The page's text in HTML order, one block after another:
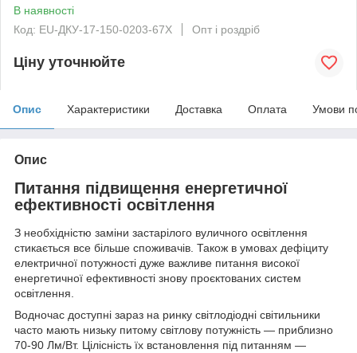
В наявності
Код: EU-ДКУ-17-150-0203-67X
Опт і роздріб
Ціну уточнюйте
Опис Характеристики Доставка Оплата Умови
Опис
Питання підвищення енергетичної
ефективності освітлення
З необхідністю заміни застарілого вуличного освітлення
стикається все більше споживачів. Також в умовах дефіциту
електричної потужності дуже важливе питання високої
енергетичної ефективності знову проєктованих систем
освітлення.
Водночас доступні зараз на ринку світлодіодні світильники
часто мають низьку питому світлову потужність — приблизно
70-90 Лм/Вт. Цілісність їх встановлення під питанням —